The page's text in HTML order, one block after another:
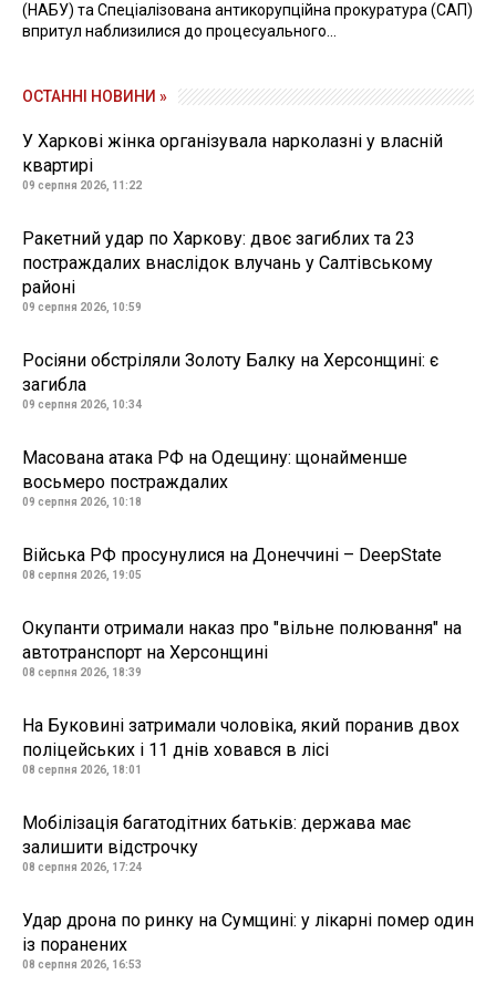
(НАБУ) та Спеціалізована антикорупційна прокуратура (САП)
впритул наблизилися до процесуального...
ОСТАННІ НОВИНИ »
У Харкові жінка організувала нарколазні у власній
квартирі
09 серпня 2026, 11:22
Ракетний удар по Харкову: двоє загиблих та 23
постраждалих внаслідок влучань у Салтівському
районі
09 серпня 2026, 10:59
Росіяни обстріляли Золоту Балку на Херсонщині: є
загибла
09 серпня 2026, 10:34
Масована атака РФ на Одещину: щонайменше
восьмеро постраждалих
09 серпня 2026, 10:18
Війська РФ просунулися на Донеччині – DeepState
08 серпня 2026, 19:05
Окупанти отримали наказ про "вільне полювання" на
автотранспорт на Херсонщині
08 серпня 2026, 18:39
На Буковині затримали чоловіка, який поранив двох
поліцейських і 11 днів ховався в лісі
08 серпня 2026, 18:01
Мобілізація багатодітних батьків: держава має
залишити відстрочку
08 серпня 2026, 17:24
Удар дрона по ринку на Сумщині: у лікарні помер один
із поранених
08 серпня 2026, 16:53